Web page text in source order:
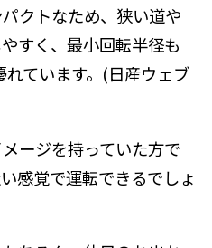
クトなため、狭い道や
すく、最小回転半径も
ています。(日産ウェブ
ージを持っていた方で
感覚で運転できるでしょ